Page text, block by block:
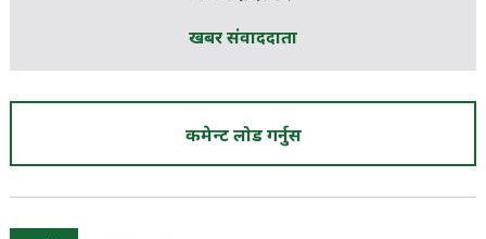
खबर संवाददाता
कमेन्ट लोड गर्नुस